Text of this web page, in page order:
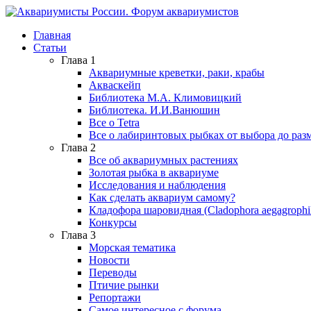
Главная
Статьи
Глава 1
Аквариумные креветки, раки, крабы
Акваскейп
Библиотека М.А. Климовицкий
Библиотека. И.И.Ванюшин
Все о Tetra
Все о лабиринтовых рыбках от выбора до
Глава 2
Все об аквариумных растениях
Золотая рыбка в аквариуме
Исследования и наблюдения
Как сделать аквариум самому?
Кладофора шаровидная (Cladophora
Конкурсы
Глава 3
Морская тематика
Новости
Переводы
Птичие рынки
Репортажи